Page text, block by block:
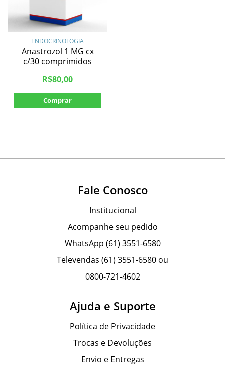
ENDOCRINOLOGIA
Anastrozol 1 MG cx
c/30 comprimidos
R$80,00
Comprar
Fale Conosco
Institucional
Acompanhe seu pedido
WhatsApp (61) 3551-6580
Televendas (61) 3551-6580 ou
0800-721-4602
Ajuda e Suporte
Política de Privacidade
Trocas e Devoluções
Envio e Entregas